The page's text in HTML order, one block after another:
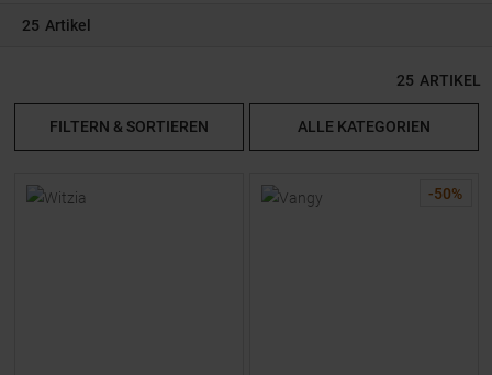
25 Artikel
25 ARTIKEL
FILTERN & SORTIEREN ALLE KATEGORIEN
-50%